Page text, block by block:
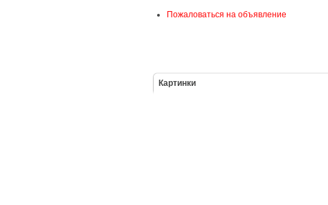
Пожаловаться на объявление
Картинки